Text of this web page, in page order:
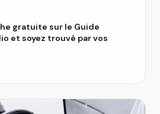
gratuite sur le Guide
et soyez trouvé par vos